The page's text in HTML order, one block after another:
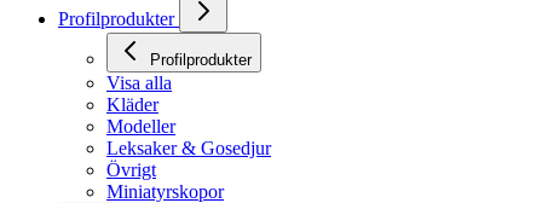
Profilprodukter
Profilprodukter
Visa alla
Kläder
Modeller
Leksaker & Gosedjur
Övrigt
Miniatyrskopor